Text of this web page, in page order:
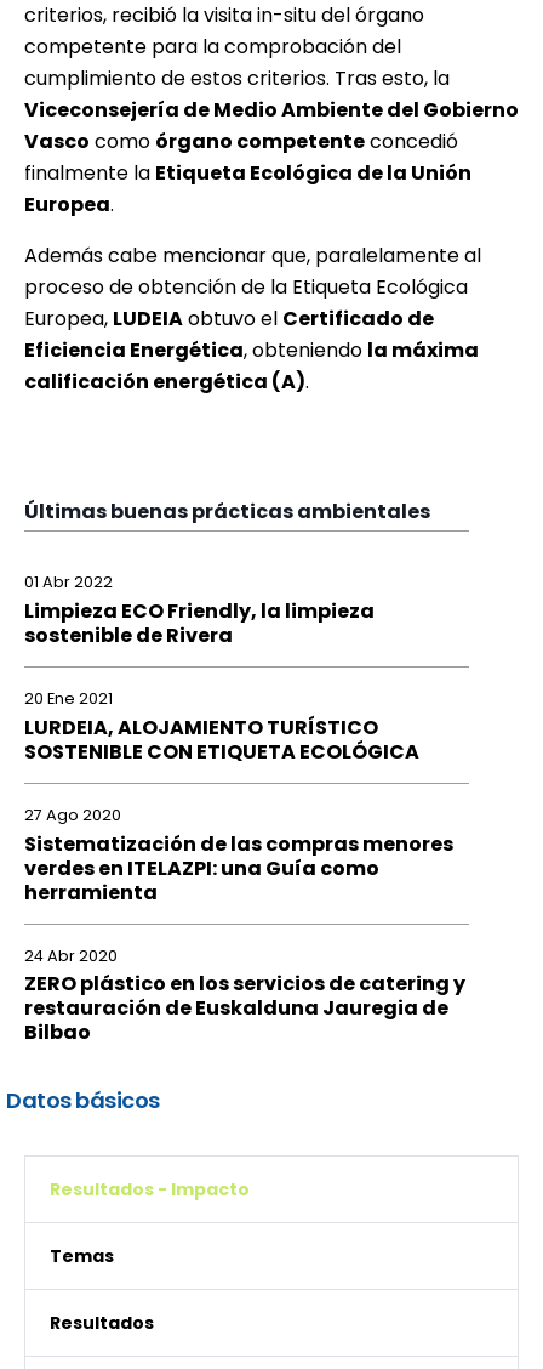
criterios, recibió la visita in-situ del órgano
competente para la comprobación del
cumplimiento de estos criterios. Tras esto, la
Viceconsejería de Medio Ambiente del Gobierno
Vasco como órgano competenteconcedió
finalmente la Etiqueta Ecológica de la Unión
Europea.
Además cabe mencionar que, paralelamente al
proceso de obtención de la Etiqueta Ecológica
Europea, LUDEIAobtuvo el Certificado de
Eficiencia Energética, obteniendo la máxima
calificación energética (A).
Últimas buenas prácticas ambientales
01 Abr 2022
Limpieza ECO Friendly, la limpieza
sostenible de Rivera
20 Ene 2021
LURDEIA, ALOJAMIENTO TURÍSTICO
SOSTENIBLE CON ETIQUETA ECOLÓGICA
27 Ago 2020
Sistematización de las compras menores
verdes en ITELAZPI: una Guía como
herramienta
24 Abr 2020
ZERO plástico en los servicios de catering y
restauración de Euskalduna Jauregia de
Bilbao
Datos básicos
Resultados - Impacto
Temas
Resultados